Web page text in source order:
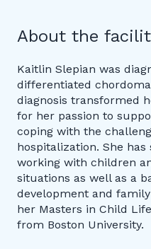
About the
Kaitlin Slepian was
differentiated
diagnosis transformed
for her passion to
coping with the
hospitalization. She
working with children
situations as well as a
development and
her Masters in Child
from Boston University.